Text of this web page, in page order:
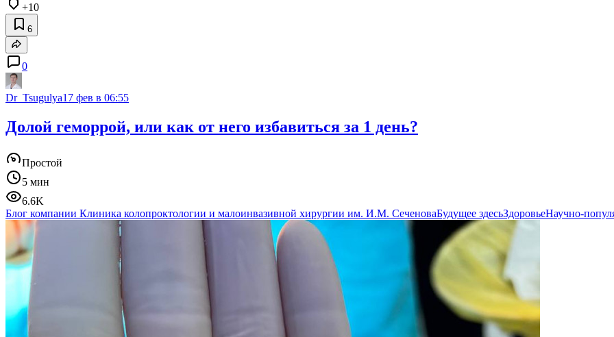
+10
6
0
Dr_Tsugulya17 фев в 06:55
Долой геморрой, или как от него избавиться за 1 день?
Простой
5 мин
6.6K
Блог компании Клиника колопроктологии и малоинвазивной хирургии им. И.М. СеченоваБудущее здесьЗдоровьеНаучно-